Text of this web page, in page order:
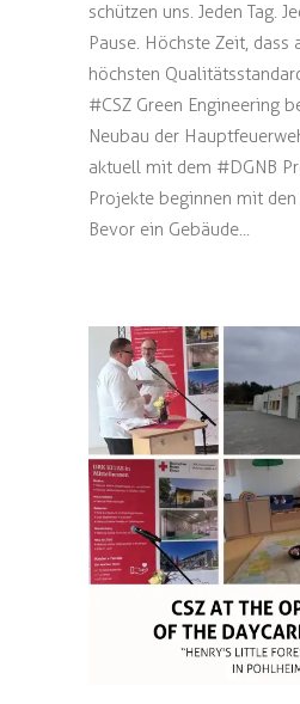
schützen uns. Jeden Tag.
Pause. Höchste Zeit, dass
höchsten
#CSZ Green Engineering
Neubau der
aktuell mit dem #DGNB
Projekte beginnen mit
Bevor ein Gebäude...